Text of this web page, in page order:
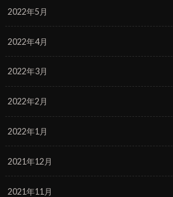
2022年5月
2022年4月
2022年3月
2022年2月
2022年1月
2021年12月
2021年11月